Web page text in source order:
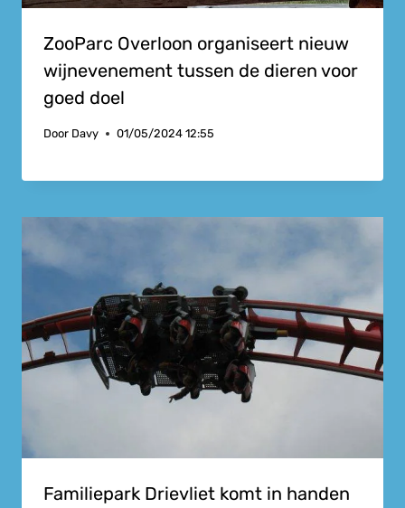
ZooParc Overloon organiseert nieuw
wijnevenement tussen de dieren voor
goed doel
Door Davy 01/05/2024 12:55
Familiepark Drievliet komt in handen